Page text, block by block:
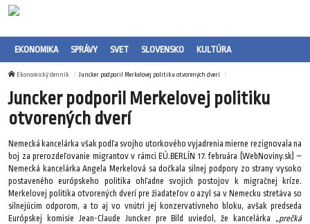
EKONOMIKA SPRÁVY SVET SLOVENSKO KULTÚRA
Ekonomický denník Juncker podporil Merkelovej politiku otvorených dverí
Juncker podporil Merkelovej politiku
otvorených dverí
Nemecká kancelárka však podľa svojho utorkového vyjadrenia mierne rezignovala na
boj za prerozdeľovanie migrantov v rámci EÚ.BERLÍN 17. februára (WebNoviny.sk) –
Nemecká kancelárka Angela Merkelová sa dočkala silnej podpory zo strany vysoko
postaveného európskeho politika ohľadne svojich postojov k migračnej kríze.
Merkelovej politika otvorených dverí pre žiadateľov o azyl sa v Nemecku stretáva so
silnejúcim odporom, a to aj vo vnútri jej konzervatívneho bloku, avšak predseda
Európskej komisie Jean-Claude Juncker pre Bild uviedol, že kancelárka „prečká